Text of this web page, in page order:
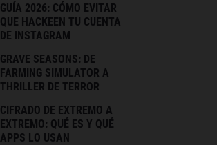
GUÍA 2026: CÓMO EVITAR
QUE HACKEEN TU CUENTA
DE INSTAGRAM
GRAVE SEASONS: DE
FARMING SIMULATOR A
THRILLER DE TERROR
CIFRADO DE EXTREMO A
EXTREMO: QUÉ ES Y QUÉ
APPS LO USAN